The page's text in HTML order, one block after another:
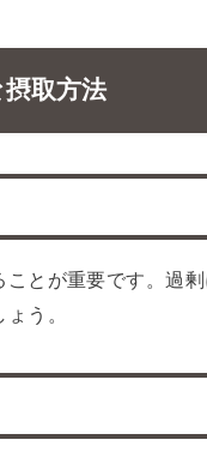
取方法
とが重要です。過
う。